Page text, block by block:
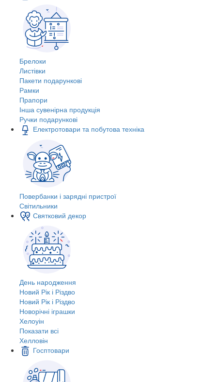
Брелоки
Листівки
Пакети подарункові
Рамки
Прапори
Інша сувенірна продукція
Ручки подарункові
Електротовари та побутова техніка
Повербанки і зарядні пристрої
Світильники
Святковий декор
День народження
Новий Рік і Різдво
Новий Рік і Різдво
Новорічні іграшки
Хелоуін
Показати всі
Хелловін
Госптовари